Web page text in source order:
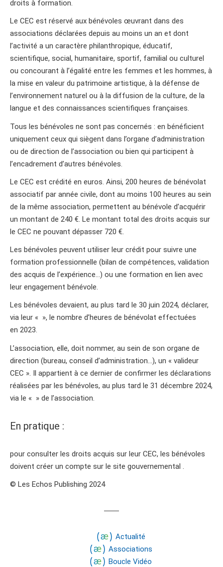
droits à formation.
Le CEC est réservé aux bénévoles œuvrant dans des
associations déclarées depuis au moins un an et dont
l’activité a un caractère philanthropique, éducatif,
scientifique, social, humanitaire, sportif, familial ou culturel
ou concourant à l’égalité entre les femmes et les hommes, à
la mise en valeur du patrimoine artistique, à la défense de
l’environnement naturel ou à la diffusion de la culture, de la
langue et des connaissances scientifiques françaises.
Tous les bénévoles ne sont pas concernés : en bénéficient
uniquement ceux qui siègent dans l’organe d’administration
ou de direction de l’association ou bien qui participent à
l’encadrement d’autres bénévoles.
Le CEC est crédité en euros. Ainsi, 200 heures de bénévolat
associatif par année civile, dont au moins 100 heures au sein
de la même association, permettent au bénévole d’acquérir
un montant de 240 €. Le montant total des droits acquis sur
le CEC ne pouvant dépasser 720 €.
Les bénévoles peuvent utiliser leur crédit pour suivre une
formation professionnelle (bilan de compétences, validation
des acquis de l’expérience…) ou une formation en lien avec
leur engagement bénévole.
Les bénévoles devaient, au plus tard le 30 juin 2024, déclarer,
via leur « », le nombre d’heures de bénévolat effectuées
en 2023.
L’association, elle, doit nommer, au sein de son organe de
direction (bureau, conseil d’administration…), un « valideur
CEC ». Il appartient à ce dernier de confirmer les déclarations
réalisées par les bénévoles, au plus tard le 31 décembre 2024,
via le « » de l’association.
En pratique :
pour consulter les droits acquis sur leur CEC, les bénévoles
doivent créer un compte sur le site gouvernemental .
© Les Echos Publishing 2024
Actualité
Associations
Boucle Vidéo